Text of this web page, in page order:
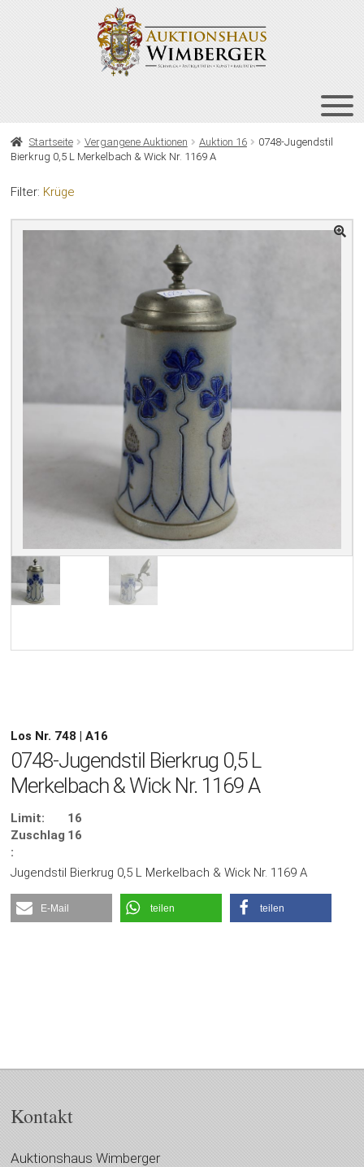
HOME
NEWSLETTER
Startseite Vergangene Auktionen Auktion 16
0748-Jugendstil
Bierkrug 0,5 L Merkelbach & Wick Nr. 1169 A
Filter: Krüge
Los Nr. 748 | A16
0748-Jugendstil Bierkrug 0,5 L
Merkelbach & Wick Nr. 1169 A
Limit:
16
Zuschlag
:
16
Jugendstil Bierkrug 0,5 L Merkelbach & Wick Nr. 1169 A
E-Mail teilen teilen
Kontakt
Auktionshaus Wimberger